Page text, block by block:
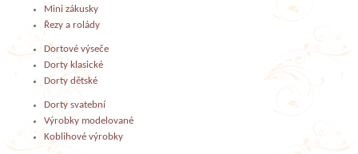
Mini zákusky
Řezy a rolády
Dortové výseče
Dorty klasické
Dorty dětské
Dorty svatební
Výrobky modelované
Koblihové výrobky